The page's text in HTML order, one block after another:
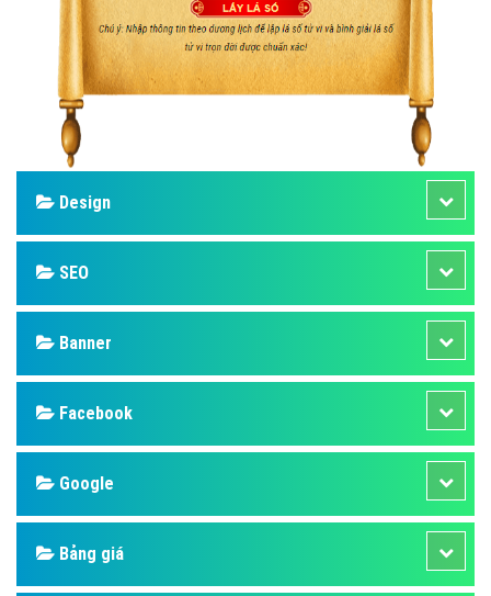
Design
SEO
Banner
Facebook
Google
Bảng giá